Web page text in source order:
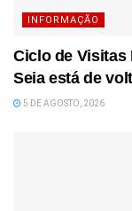
INFORMAÇÃO
Ciclo de Visitas
Seia está de
5 DE AGOSTO, 2026